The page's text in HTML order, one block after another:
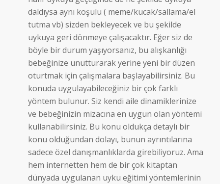
daldıysa aynı koşulu ( meme/kucak/sallama/el
tutma vb) sizden bekleyecek ve bu şekilde
uykuya geri dönmeye çalışacaktır. Eğer siz de
böyle bir durum yaşıyorsanız, bu alışkanlığı
bebeğinize unutturarak yerine yeni bir düzen
oturtmak için çalışmalara başlayabilirsiniz. Bu
konuda uygulayabileceğiniz bir çok farklı
yöntem bulunur. Siz kendi aile dinamiklerinize
ve bebeğinizin mizacına en uygun olan yöntemi
kullanabilirsiniz. Bu konu oldukça detaylı bir
konu olduğundan dolayı, bunun ayrıntılarına
sadece özel danışmanlıklarda girebiliyoruz. Ama
hem internetten hem de bir çok kitaptan
dünyada uygulanan uyku eğitimi yöntemlerinin